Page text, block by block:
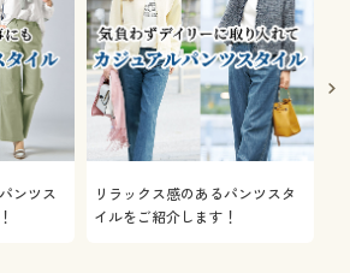
ンツス
リラックス感のあるパンツスタ
イルをご紹介します！